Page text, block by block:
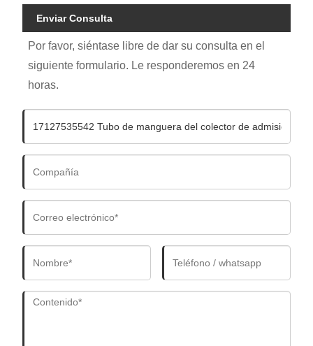
Enviar Consulta
Por favor, siéntase libre de dar su consulta en el
siguiente formulario. Le responderemos en 24
horas.